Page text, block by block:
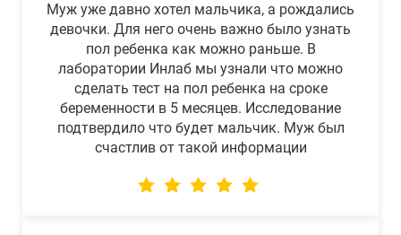
Муж уже давно хотел мальчика, а рождались
девочки. Для него очень важно было узнать
пол ребенка как можно раньше. В
лаборатории Инлаб мы узнали что можно
сделать тест на пол ребенка на сроке
беременности в 5 месяцев. Исследование
подтвердило что будет мальчик. Муж был
счастлив от такой информации